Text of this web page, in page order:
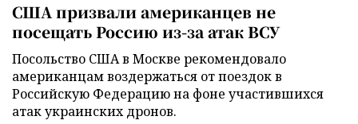
США призвали американцев не
посещать Россию из-за атак ВСУ
Посольство США в Москве рекомендовало
американцам воздержаться от поездок в
Российскую Федерацию на фоне участившихся
атак украинских дронов.